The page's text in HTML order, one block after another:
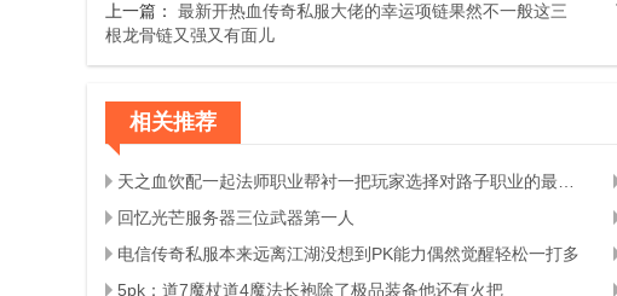
上一篇： 最新开热血传奇私服大佬的幸运项链果然不一般这三
根龙骨链又强又有面儿
相关推荐
回忆光芒服务器三位武器第一人
电信传奇私服本来远离江湖没想到PK能力偶然觉醒轻松一打多
5pk：道7魔杖道4魔法长袍除了极品装备他还有火把